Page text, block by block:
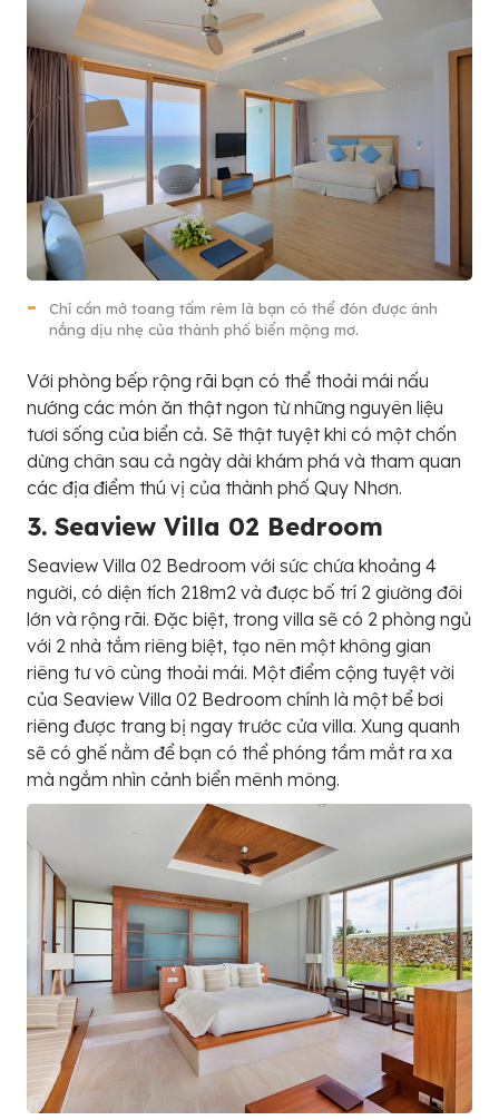
Chỉ cần mở toang tấm rèm là bạn có thể đón được ánh
nắng dịu nhẹ của thành phố biển mộng mơ.
Với phòng bếp rộng rãi bạn có thể thoải mái nấu
nướng các món ăn thật ngon từ những nguyên liệu
tươi sống của biển cả. Sẽ thật tuyệt khi có một chốn
dừng chân sau cả ngày dài khám phá và tham quan
các địa điểm thú vị của thành phố Quy Nhơn.
3. Seaview Villa 02 Bedroom
Seaview Villa 02 Bedroom với sức chứa khoảng 4
người, có diện tích 218m2 và được bố trí 2 giường đôi
lớn và rộng rãi. Đặc biệt, trong villa sẽ có 2 phòng ngủ
với 2 nhà tắm riêng biệt, tạo nên một không gian
riêng tư vô cùng thoải mái. Một điểm cộng tuyệt vời
của Seaview Villa 02 Bedroom chính là một bể bơi
riêng được trang bị ngay trước cửa villa. Xung quanh
sẽ có ghế nằm để bạn có thể phóng tầm mắt ra xa
mà ngắm nhìn cảnh biển mênh mông.